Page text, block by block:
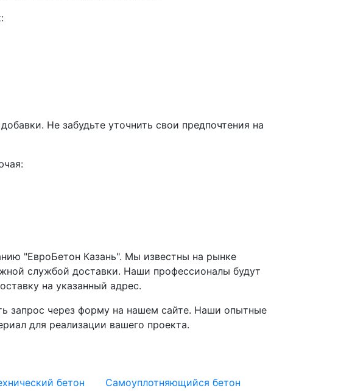
Не забудьте уточнить свои предпочтения на
"ЕвроБетон Казань". Мы известны на рынке
службой доставки. Наши профессионалы будут
на указанный адрес.
запрос через форму на нашем сайте. Наши опытные
для реализации вашего проекта.
бетон Самоуплотняющийся бетон